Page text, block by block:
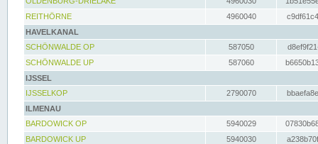
REITHÖRNE
4960040
HAVELKANAL
SCHÖNWALDE OP
587050
SCHÖNWALDE UP
587060
IJSSEL
IJSSELKOP
2790070
ILMENAU
BARDOWICK OP
5940029
BARDOWICK UP
5940030